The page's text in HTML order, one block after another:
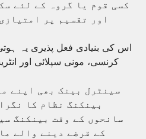
کسی قوم یا گروہ کے لئے
اور تقسیم پر
اس کی بنیادی فعل پذیری یہ
کرنسی، مونی سپلائی اور
سینٹرل بینک بھی اپنے
بینکنگ نظام کا
سانحوں کے وقت بینکنگ
کے قرضے دینے والے